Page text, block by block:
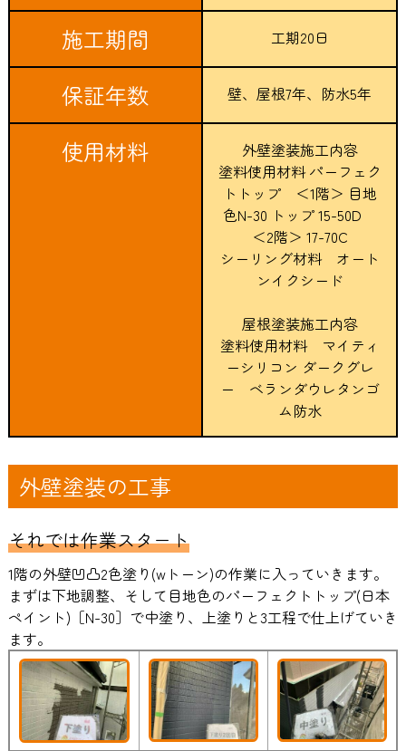
施工期間 工期20日
保証年数 壁、屋根7年、防水5年
使用材料
外壁塗装施工内容
塗料使用材料 パーフェク
トトップ ＜1階＞ 目地
色N-30 トップ 15-50D
＜2階＞ 17-70C
シーリング材料 オート
ンイクシード
屋根塗装施工内容
塗料使用材料 マイティ
ーシリコン ダークグレ
ー ベランダウレタンゴ
ム防水
外壁塗装の工事
それでは作業スタート
1階の外壁凹凸2色塗り(wトーン)の作業に入っていきます。
まずは下地調整、そして目地色のパーフェクトトップ(日本
ペイント)［N-30］で中塗り、上塗りと3工程で仕上げていき
ます。